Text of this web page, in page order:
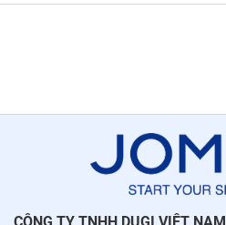
CÔNG TY TNHH DUGI VIỆT NAM